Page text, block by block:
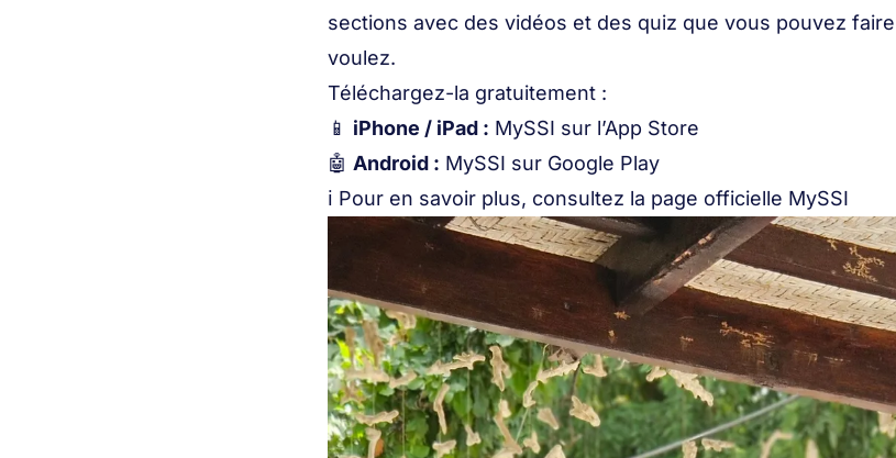
sections avec des vidéos et des quiz que vous pouvez
voulez.
Téléchargez-la gratuitement :
📱 iPhone / iPad : MySSI sur l’App Store
🤖 Android : MySSI sur Google Play
ℹ️ Pour en savoir plus, consultez la page officielle MySSI